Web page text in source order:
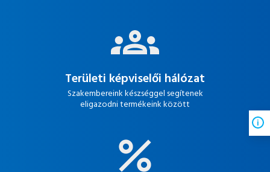
Területi képviselői hálózat
Szakembereink készséggel segítenek
eligazodni termékeink között